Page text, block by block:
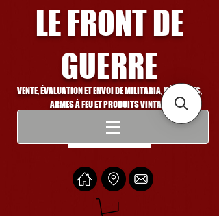
LE FRONT DE
GUERRE
VENTE, ÉVALUATION ET ENVOI DE MILITARIA, VÉHICULES,
ARMES À FEU ET PRODUITS VINTAGE
Se connecter